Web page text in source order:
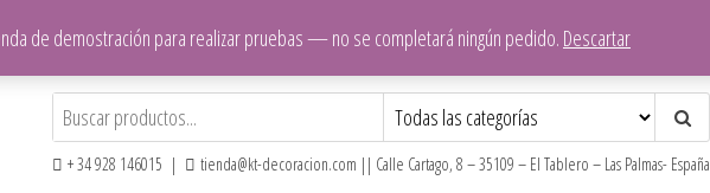
+ 34 928 146015 | tienda@kt-decoracion.com || Calle Cartago, 8 – 35109 – El Tablero – Las Palmas- España
de demostración para realizar pruebas — no se completará ningún pedido. Descartar